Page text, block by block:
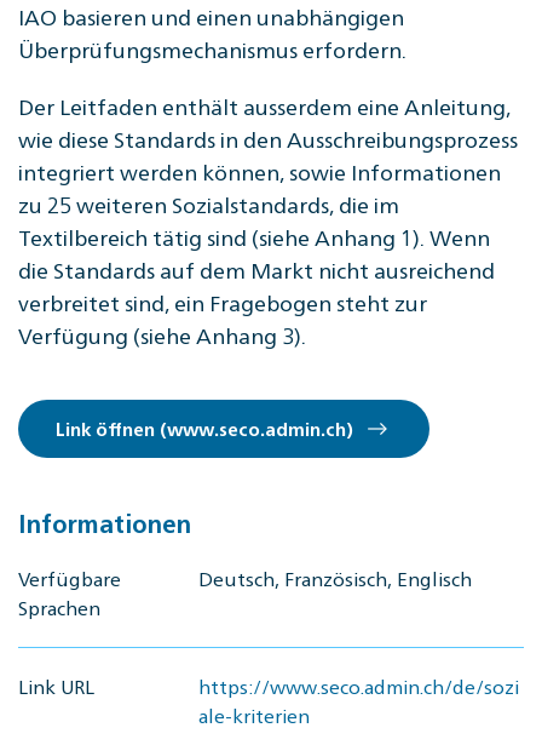
IAO basieren und einen unabhängigen
Überprüfungsmechanismus erfordern.
Der Leitfaden enthält ausserdem eine Anleitung,
wie diese Standards in den Ausschreibungsprozess
integriert werden können, sowie Informationen
zu 25 weiteren Sozialstandards, die im
Textilbereich tätig sind (siehe Anhang 1). Wenn
die Standards auf dem Markt nicht ausreichend
verbreitet sind, ein Fragebogen steht zur
Verfügung (siehe Anhang 3).
Link öffnen (www.seco.admin.ch)
Informationen
Verfügbare
Sprachen
Deutsch, Französisch, Englisch
Link URL
https://www.seco.admin.ch/de/sozi
ale-kriterien